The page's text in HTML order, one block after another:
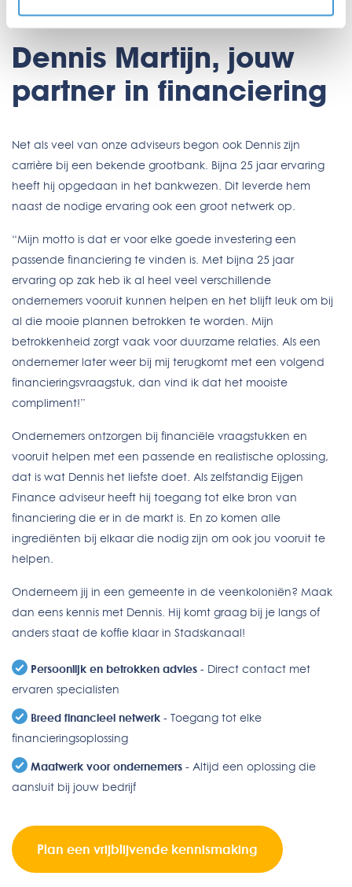
Dennis Martijn, jouw
partner in financiering
Net als veel van onze adviseurs begon ook Dennis zijn
carrière bij een bekende grootbank. Bijna 25 jaar ervaring
heeft hij opgedaan in het bankwezen. Dit leverde hem
naast de nodige ervaring ook een groot netwerk op.
“Mijn motto is dat er voor elke goede investering een
passende financiering te vinden is. Met bijna 25 jaar
ervaring op zak heb ik al heel veel verschillende
ondernemers vooruit kunnen helpen en het blijft leuk om bij
al die mooie plannen betrokken te worden. Mijn
betrokkenheid zorgt vaak voor duurzame relaties. Als een
ondernemer later weer bij mij terugkomt met een volgend
financieringsvraagstuk, dan vind ik dat het mooiste
compliment!”
Ondernemers ontzorgen bij financiële vraagstukken en
vooruit helpen met een passende en realistische oplossing,
dat is wat Dennis het liefste doet. Als zelfstandig Eijgen
Finance adviseur heeft hij toegang tot elke bron van
financiering die er in de markt is. En zo komen alle
ingrediënten bij elkaar die nodig zijn om ook jou vooruit te
helpen.
Onderneem jij in een gemeente in de veenkoloniën? Maak
dan eens kennis met Dennis. Hij komt graag bij je langs of
anders staat de koffie klaar in Stadskanaal!
Persoonlijk en betrokken advies - Direct contact met
ervaren specialisten
Breed financieel netwerk - Toegang tot elke
financieringsoplossing
Maatwerk voor ondernemers - Altijd een oplossing die
aansluit bij jouw bedrijf
Plan een vrijblijvende kennismaking